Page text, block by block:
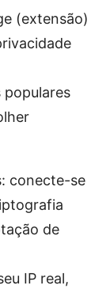
(extensão)
conecte-se
de
IP real,